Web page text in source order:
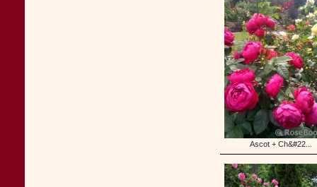
Ascot + Ch&#22...